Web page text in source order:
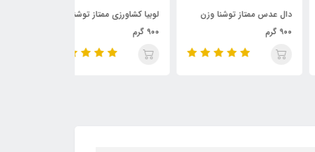
عدس ممتاز توشنا وزن
لوبیا کشاورزی ممتاز توشنا وزن